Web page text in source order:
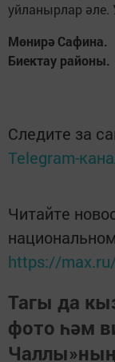
уйланырлар әле.
Мөнирә Сафина.
Биектау районы.
Следите за
Telegram-
Читайте
https://
Тагы да
фото һәм